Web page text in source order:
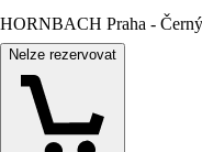
HORNBACH Praha -
Nelze rezervovat